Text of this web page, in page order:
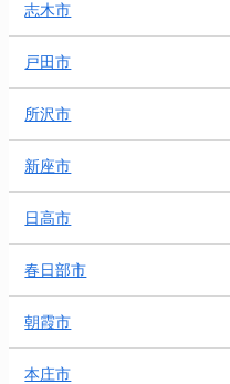
志木市
戸田市
所沢市
新座市
日高市
春日部市
朝霞市
本庄市